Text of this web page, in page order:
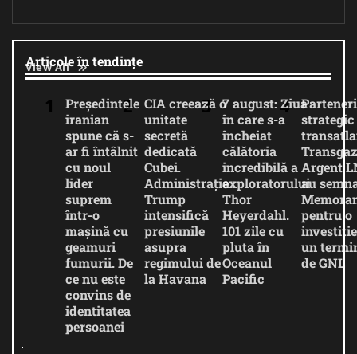
Articole în tendințe
View All
Președintele
iranian
spune că s-
ar fi întâlnit
cu noul
lider
suprem
într-o
mașină cu
geamuri
fumurii. De
ce nu este
convins de
identitatea
persoanei
CIA creează o
unitate
secretă
dedicată
Cubei.
Administrația
Trump
intensifică
presiunile
asupra
regimului de
la Havana
7 august: Ziua
în care s-a
încheiat
călătoria
incredibilă a
exploratorului
Thor
Heyerdahl.
101 zile cu
pluta în
Oceanul
Pacific
strategic
Argent
au
pentru o
un
de GNL